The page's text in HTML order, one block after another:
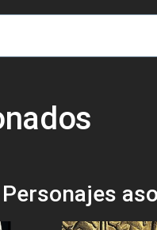
Personajes